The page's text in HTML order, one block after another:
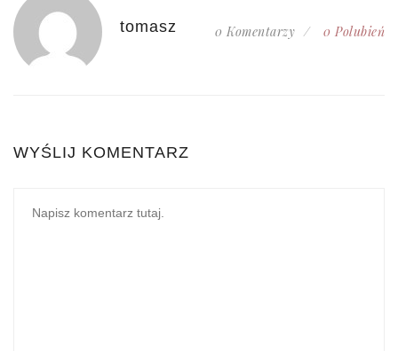
tomasz 0 Komentarzy 0 Polubień
WYŚLIJ KOMENTARZ